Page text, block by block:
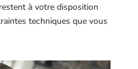
à votre disposition
techniques que vous